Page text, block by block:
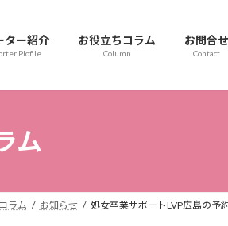
ター紹介
Plofile
お役立ちコラム
Column
お問合せ
Contact
ム
ラム お知らせ 処女卒業サポートLVP広島の予